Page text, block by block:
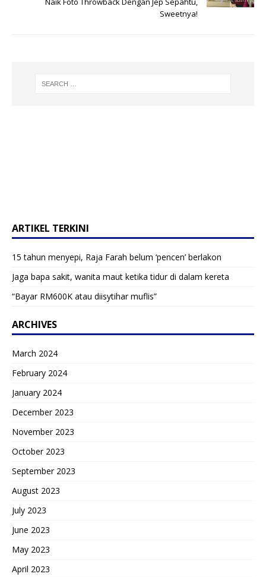
Sweetnya!
ARTIKEL TERKINI
15 tahun menyepi, Raja Farah belum ‘pencen’ berlakon
Jaga bapa sakit, wanita maut ketika tidur di dalam kereta
“Bayar RM600K atau diisytihar muflis”
ARCHIVES
March 2024
February 2024
January 2024
December 2023
November 2023
October 2023
September 2023
August 2023
July 2023
June 2023
May 2023
April 2023